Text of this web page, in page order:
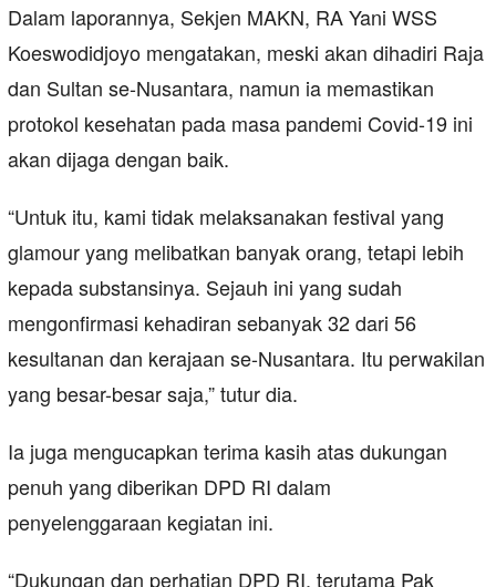
Dalam laporannya, Sekjen MAKN, RA Yani WSS
Koeswodidjoyo mengatakan, meski akan dihadiri Raja
dan Sultan se-Nusantara, namun ia memastikan
protokol kesehatan pada masa pandemi Covid-19 ini
akan dijaga dengan baik.
“Untuk itu, kami tidak melaksanakan festival yang
glamour yang melibatkan banyak orang, tetapi lebih
kepada substansinya. Sejauh ini yang sudah
mengonfirmasi kehadiran sebanyak 32 dari 56
kesultanan dan kerajaan se-Nusantara. Itu perwakilan
yang besar-besar saja,” tutur dia.
Ia juga mengucapkan terima kasih atas dukungan
penuh yang diberikan DPD RI dalam
penyelenggaraan kegiatan ini.
“Dukungan dan perhatian DPD RI, terutama Pak